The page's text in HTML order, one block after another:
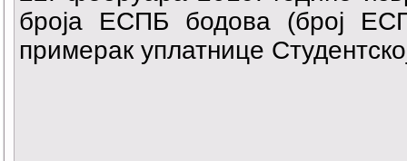
броја ЕСПБ бодова (број
примерак уплатнице